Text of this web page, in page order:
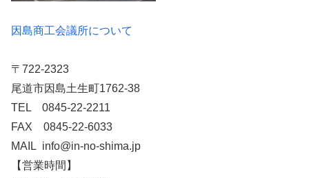
因島商工会議所について
〒722-2323
尾道市因島土生町1762-38
TEL 0845-22-2211
FAX 0845-22-6033
MAIL info@in-no-shima.jp
【営業時間】